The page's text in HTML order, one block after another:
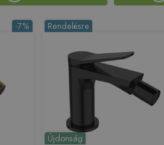
-7%
Újdonság
Rendelésre